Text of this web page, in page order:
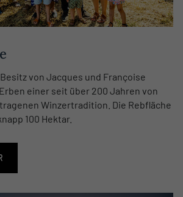
von Jacques und Françoise
einer seit über 200 Jahren von
Winzertradition. Die Rebfläche
100 Hektar.